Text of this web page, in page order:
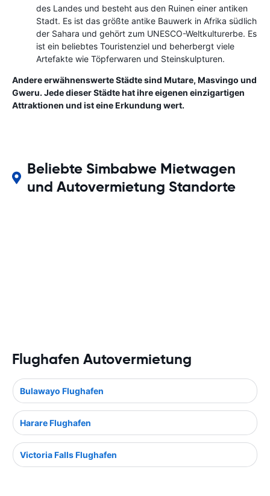
des Landes und besteht aus den Ruinen einer antiken
Stadt. Es ist das größte antike Bauwerk in Afrika südlich
der Sahara und gehört zum UNESCO-Weltkulturerbe. Es
ist ein beliebtes Touristenziel und beherbergt viele
Artefakte wie Töpferwaren und Steinskulpturen.
Andere erwähnenswerte Städte sind Mutare, Masvingo und
Gweru. Jede dieser Städte hat ihre eigenen einzigartigen
Attraktionen und ist eine Erkundung wert.
Beliebte Simbabwe Mietwagen
und Autovermietung Standorte
Flughafen Autovermietung
Bulawayo Flughafen
Harare Flughafen
Victoria Falls Flughafen